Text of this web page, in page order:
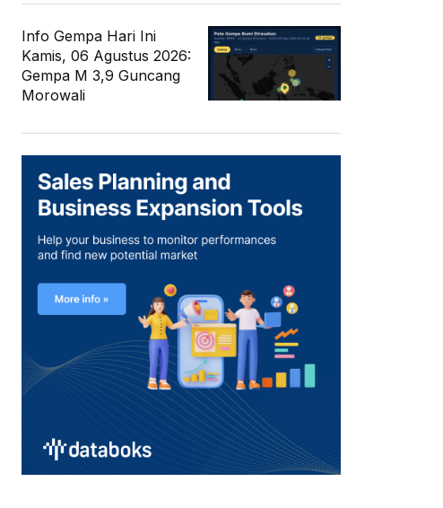
Info Gempa Hari Ini
Kamis, 06 Agustus 2026:
Gempa M 3,9 Guncang
Morowali